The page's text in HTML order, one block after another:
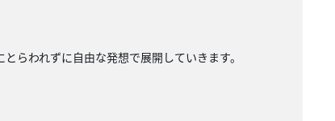
らわれずに自由な発想で展開していきます。